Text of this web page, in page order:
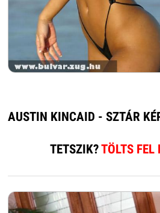
AUSTIN KINCAID - SZTÁR
TETSZIK?TÖLTS FEL